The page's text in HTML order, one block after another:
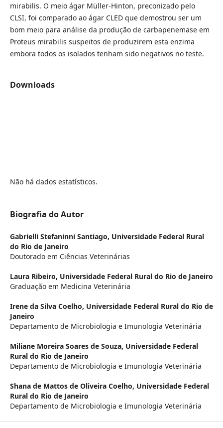
mirabilis. O meio ágar Müller-Hinton, preconizado pelo
CLSI, foi comparado ao ágar CLED que demostrou ser um
bom meio para análise da produção de carbapenemase em
Proteus mirabilis suspeitos de produzirem esta enzima
embora todos os isolados tenham sido negativos no teste.
Downloads
Não há dados estatísticos.
Biografia do Autor
Gabrielli Stefaninni Santiago, Universidade Federal Rural
do Rio de Janeiro
Doutorado em Ciências Veterinárias
Laura Ribeiro, Universidade Federal Rural do Rio de Janeiro
Graduação em Medicina Veterinária
Irene da Silva Coelho, Universidade Federal Rural do Rio de
Janeiro
Departamento de Microbiologia e Imunologia Veterinária
Miliane Moreira Soares de Souza, Universidade Federal
Rural do Rio de Janeiro
Departamento de Microbiologia e Imunologia Veterinária
Shana de Mattos de Oliveira Coelho, Universidade Federal
Rural do Rio de Janeiro
Departamento de Microbiologia e Imunologia Veterinária